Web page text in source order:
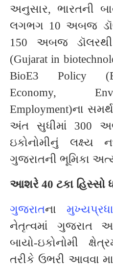
અનુસાર, ભારતની
લગભગ 10 અબજ
150 અબજ
(Gujarat in
BioE3 Policy
Economy,
Employment)ના
અંત સુધીમાં 300
ઇકોનોમીનું લક્ષ્ય
ગુજરાતની ભૂમિકા
આશરે 40 ટકા હિસ્સો
ગુજરાતના
નેતૃત્વમાં ગુજરાત
બાયો-ઇકોનોમી
તરીકે ઉભરી આવવા